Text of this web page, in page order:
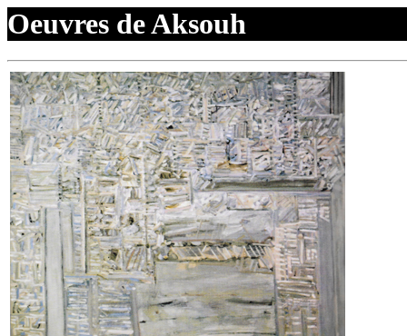
Oeuvres de Aksouh